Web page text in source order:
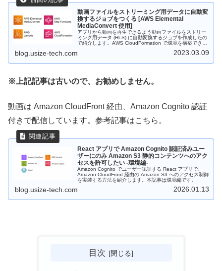
動画ファイルをストリーミング用データに自動変
換するジョブをつくる [AWS Elemental
MediaConvert 使用]
アプリから動画を再生できるよう動画ファイルをストリー
ミング用データ (HLS) に自動変換するジョブを作成したの
で紹介します。AWS CloudFormation で環境を構築できる
blog.usize-tech.com 2023.03.09
※上記記事は古いので、お勧めしません。
動画は Amazon CloudFront 経由、Amazon Cognito 認証
付きで配信しています。参考記事はこちら。
React アプリで Amazon Cognito 認証済みユー
ザーにのみ Amazon S3 静的コンテンツへのアク
セスを許可したい -環境編-
Amazon Cognito でユーザー認証する React アプリで、
Amazon CloudFront 経由の Amazon S3 へのアクセス制御
を実装する方法を紹介します。本記事は環境編です。
blog.usize-tech.com 2026.01.13
目次